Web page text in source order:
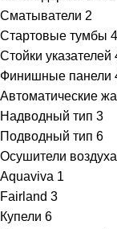
Сматыватели 2
Стартовые тумбы 4
Стойки указателей
Финишные панели
Автоматические
Надводный тип 3
Подводный тип 6
Осушители воздуха
Aquaviva 1
Fairland 3
Купели 6